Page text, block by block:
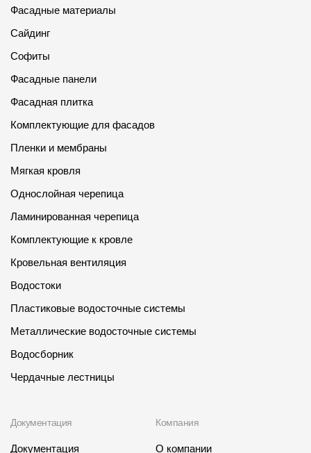
Фасадные материалы
Сайдинг
Софиты
Фасадные панели
Фасадная плитка
Комплектующие для фасадов
Пленки и мембраны
Мягкая кровля
Однослойная черепица
Ламинированная черепица
Комплектующие к кровле
Кровельная вентиляция
Водостоки
Пластиковые водосточные системы
Металлические водосточные системы
Водосборник
Чердачные лестницы
Документация
Документация
Компания
О компании